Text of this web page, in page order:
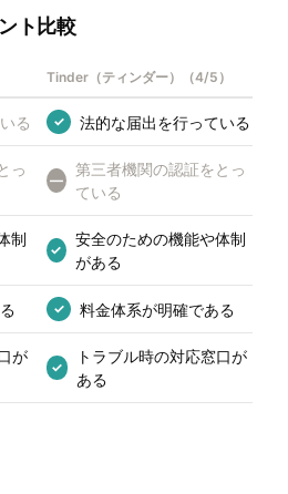
ト比較
Tinder（ティンダー） （4/5 ）
る ✓ 法的な届出を行っている
っ
—
第三者機関の認証をとっ
ている
制
✓
安全のための機能や体制
がある
✓ 料金体系が明確である
が
✓
トラブル時の対応窓口が
ある